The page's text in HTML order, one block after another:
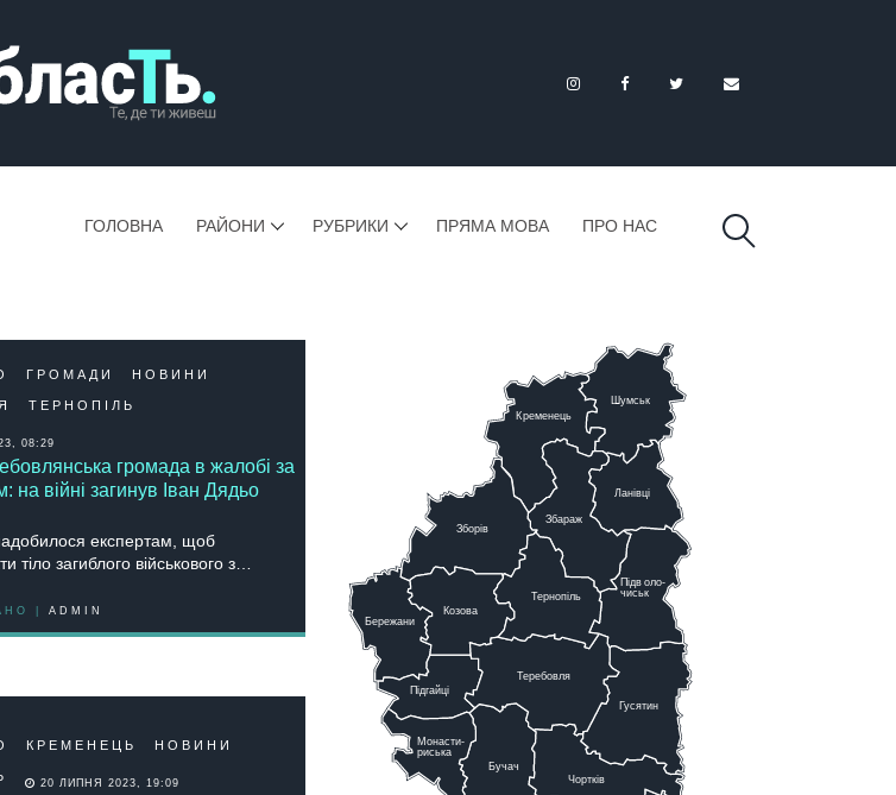
ГОЛОВНА РАЙОНИ РУБРИКИ ПРЯМА МОВА ПРО НАС
ГРОМАДИ НОВИНИ
ТЕРНОПІЛЬ
08:29
громада в жалобі за
на війні загинув Іван Дядьо
експертам, щоб
тіло загиблого військового з…
| ADMIN
КРЕМЕНЕЦЬ НОВИНИ
20 ЛИПНЯ 2023, 19:09
Тернопіль
Теребовля
Бучач
Чортків
Гусятин
Підволо-
чиськ
Ланівці
Збараж
Шумськ
Кременець
Козова
Бережани
Підгайці
Зборів
Монасти-
риська